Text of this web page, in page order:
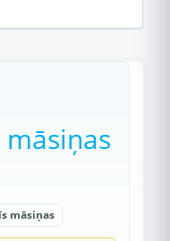
māsiņas